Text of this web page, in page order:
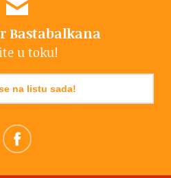
Bastabalkana
u toku!
na listu sada!